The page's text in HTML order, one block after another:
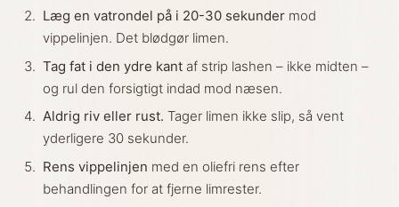
Læg en vatrondel på i 20-30 sekunder mod
vippelinjen. Det blødgør limen.
Tag fat i den ydre kant af strip lashen – ikke midten –
og rul den forsigtigt indad mod næsen.
Aldrig riv eller rust. Tager limen ikke slip, så vent
yderligere 30 sekunder.
Rens vippelinjen med en oliefri rens efter
behandlingen for at fjerne limrester.